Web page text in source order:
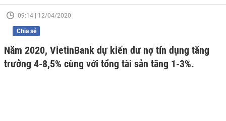
09:14 | 12/04/2020
Chia sẻ
Năm 2020, VietinBank dự kiến dư nợ tín dụng tăng
trưởng 4-8,5% cùng với tổng tài sản tăng 1-3%.